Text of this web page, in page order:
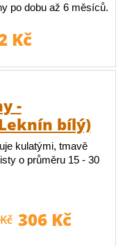
po dobu až 6 měsíců.
Kč
-
bílý)
kulatými, tmavě
o průměru 15 - 30
306 Kč